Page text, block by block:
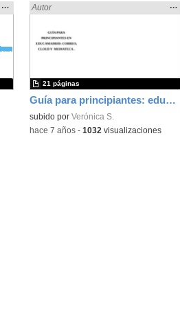
Mostrar
la
búsqueda
…
Guía para principiantes: educamadrid (correo, mediateca y cloud).
Encontrado «EducaMadrid» en:
Autor
la
…
subido por Verónica S.
21 páginas
-hace 7 años- 1032 visualizaciones